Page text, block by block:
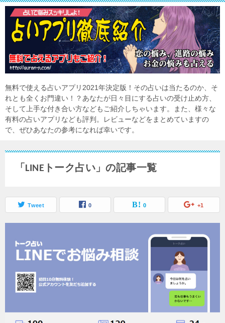
無料で使える占いアプリ2021年決定版！その占いは当たるのか、そ
れとも全くお門違い！？あなたが日々目にする占いの受け止め方、
そして上手な付き合い方などもご紹介しちゃいます。また、様々な
有料の占いアプリなども評判。レビューなどをまとめていますの
で、ぜひあなたの参考になれば幸いです。
「LINEトーク占い」の記事一覧
Tweet 0 0 +1